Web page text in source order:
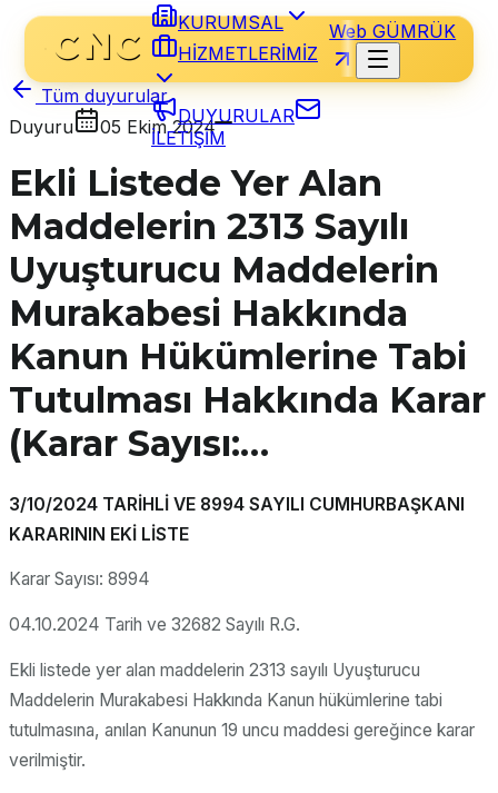
KURUMSAL
HİZMETLERİMİZ
DUYURULAR
İLETİŞİM
Web GÜMRÜK
Tüm duyurular
Duyuru
05 Ekim 2024
Ekli Listede Yer Alan
Maddelerin 2313 Sayılı
Uyuşturucu Maddelerin
Murakabesi Hakkında
Kanun Hükümlerine Tabi
Tutulması Hakkında Karar
(Karar Sayısı:…
3/10/2024 TARİHLİ VE 8994 SAYILI CUMHURBAŞKANI
KARARININ EKİ LİSTE
Karar Sayısı: 8994
04.10.2024 Tarih ve 32682 Sayılı R.G.
Ekli listede yer alan maddelerin 2313 sayılı Uyuşturucu
Maddelerin Murakabesi Hakkında Kanun hükümlerine tabi
tutulmasına, anılan Kanunun 19 uncu maddesi gereğince karar
verilmiştir.